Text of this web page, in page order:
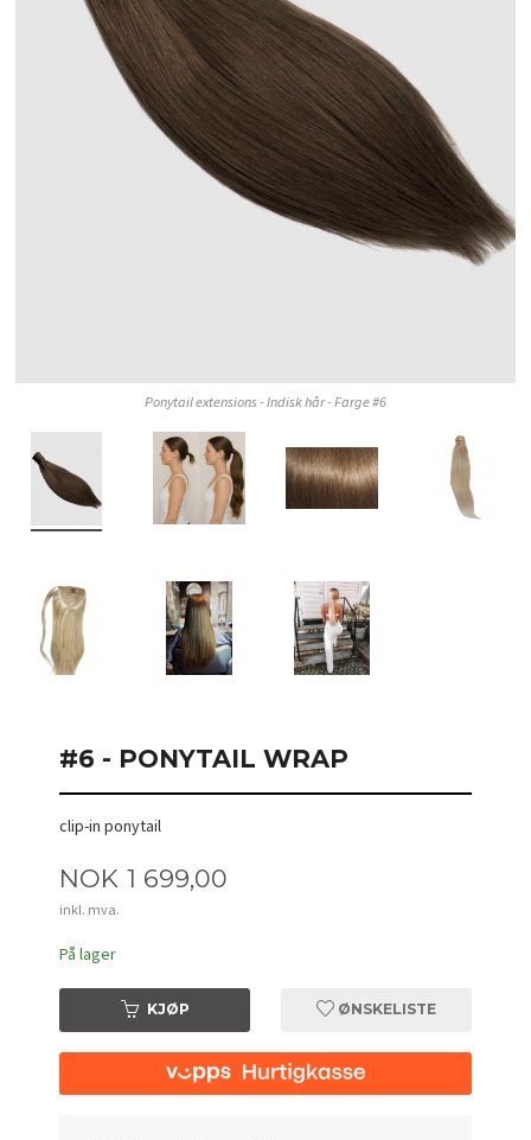
Ponytail extensions - Indisk hår - Farge #6
#6 - PONYTAIL WRAP
clip-in ponytail
Pris
NOK 1 699,00
inkl. mva.
På lager
KJØP ØNSKELISTE